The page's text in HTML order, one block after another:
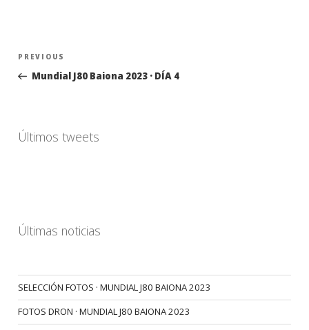
Navegación
entradas
Previous
Post
PREVIOUS
Mundial J80 Baiona 2023 · DÍA 4
Últimos tweets
Últimas noticias
SELECCIÓN FOTOS · MUNDIAL J80 BAIONA 2023
FOTOS DRON · MUNDIAL J80 BAIONA 2023